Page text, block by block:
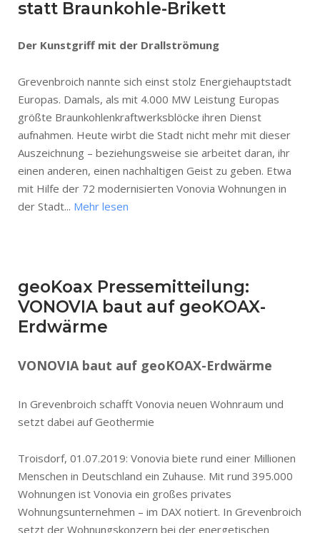
statt Braunkohle-Brikett
Der Kunstgriff mit der Drallströmung
Grevenbroich nannte sich einst stolz Energiehauptstadt
Europas. Damals, als mit 4.000 MW Leistung Europas
größte Braunkohlenkraftwerksblöcke ihren Dienst
aufnahmen. Heute wirbt die Stadt nicht mehr mit dieser
Auszeichnung – beziehungsweise sie arbeitet daran, ihr
einen anderen, einen nachhaltigen Geist zu geben. Etwa
mit Hilfe der 72 modernisierten Vonovia Wohnungen in
der Stadt... Mehr lesen
geoKoax Pressemitteilung:
VONOVIA baut auf geoKOAX-
Erdwärme
VONOVIA baut auf geoKOAX-Erdwärme
In Grevenbroich schafft Vonovia neuen Wohnraum und
setzt dabei auf Geothermie
Troisdorf, 01.07.2019: Vonovia biete rund einer Millionen
Menschen in Deutschland ein Zuhause. Mit rund 395.000
Wohnungen ist Vonovia ein großes privates
Wohnungsunternehmen – im DAX notiert. In Grevenbroich
setzt der Wohnungskonzern bei der energetischen